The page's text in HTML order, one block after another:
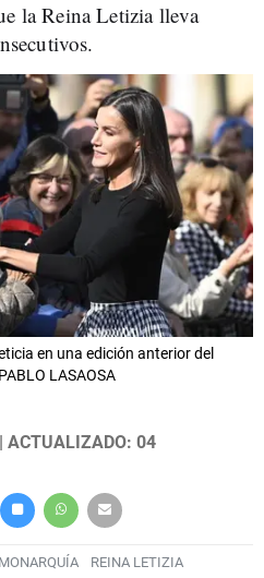
la Reina Letizia lleva
en una edición anterior del
LASAOSA
| ACTUALIZADO: 04
MONARQUÍA REINA LETIZIA